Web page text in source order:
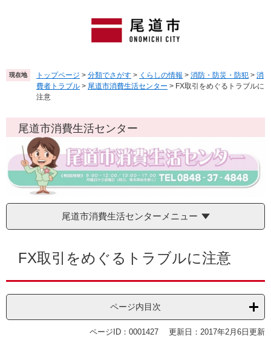
頭
で
飛
ば
本
現在地 トップページ > 分類でさがす > くらしの情報 > 消防・防災・防犯 > 消
費者トラブル > 尾道市消費生活センター > FX取引をめぐるトラブルに
注意
尾道市消費生活センター
尾道市消費生活センターメニュー
FX取引をめぐるトラブルに注意
ページ内目次
ページID：0001427 更新日：2017年2月6日更新